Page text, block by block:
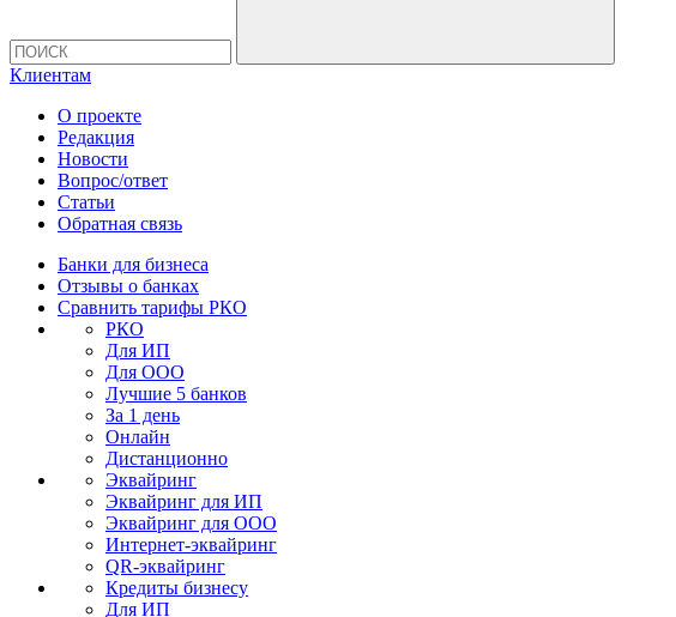
Клиентам
О проекте
Редакция
Новости
Вопрос/ответ
Статьи
Обратная связь
Банки для бизнеса
Отзывы о банках
Сравнить тарифы РКО
РКО
Для ИП
Для ООО
Лучшие 5 банков
За 1 день
Онлайн
Дистанционно
Эквайринг
Эквайринг для ИП
Эквайринг для ООО
Интернет-эквайринг
QR-эквайринг
Кредиты бизнесу
Для ИП